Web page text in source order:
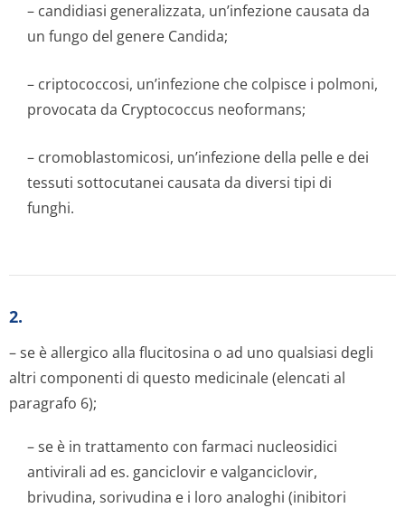
– candidiasi generalizzata, un’infezione causata da
un fungo del genere Candida;
– criptococcosi, un’infezione che colpisce i polmoni,
provocata da Cryptococcus neoformans;
– cromoblastomicosi, un’infezione della pelle e dei
tessuti sottocutanei causata da diversi tipi di
funghi.
2.
– se è allergico alla flucitosina o ad uno qualsiasi degli
altri componenti di questo medicinale (elencati al
paragrafo 6);
– se è in trattamento con farmaci nucleosidici
antivirali ad es. ganciclovir e valganciclovir,
brivudina, sorivudina e i loro analoghi (inibitori